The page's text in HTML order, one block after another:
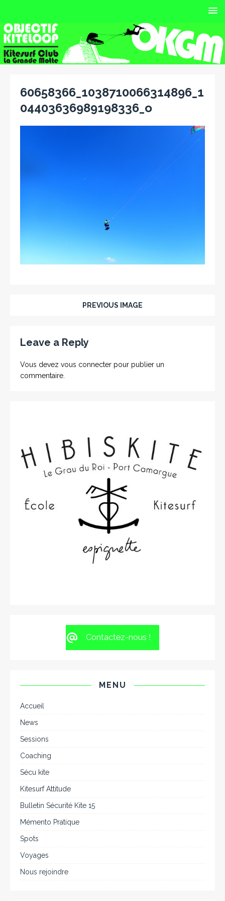
60658366_1038710066314896_1
04403636989198336_o
PREVIOUS IMAGE
Leave a Reply
Vous devez vous connecter pour publier un
commentaire.
Contactez-nous !
MENU
Accueil
News
Sessions
Coaching
Sécu kite
Kitesurf Attitude
Bulletin Sécurité Kite 15
Mémento Pratique
Spots
Voyages
Nous rejoindre